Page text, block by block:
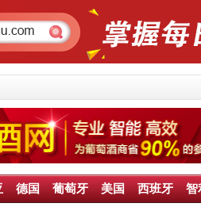
德国 葡萄牙 美国 西班牙 智